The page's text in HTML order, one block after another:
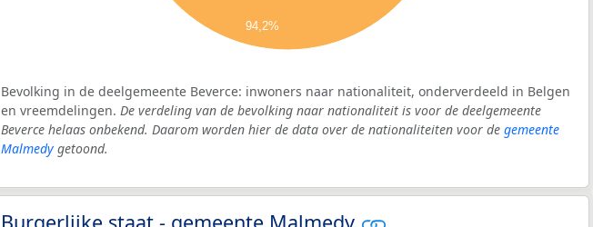
94,2%
Bevolking in de deelgemeente Beverce: inwoners naar nationaliteit, onderverdeeld in Belgen
en vreemdelingen. De verdeling van de bevolking naar nationaliteit is voor de deelgemeente
Beverce helaas onbekend. Daarom worden hier de data over de nationaliteiten voor de gemeente
Malmedy getoond.
Burgerlijke staat - gemeente Malmedy